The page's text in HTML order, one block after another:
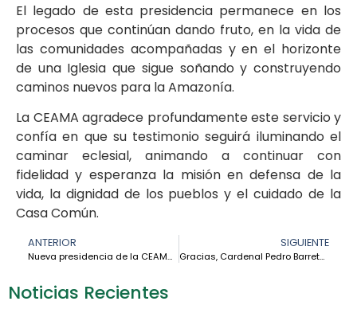
Noticias Recientes
El legado de esta presidencia permanece en los
procesos que continúan dando fruto, en la vida de
las comunidades acompañadas y en el horizonte
de una Iglesia que sigue soñando y construyendo
caminos nuevos para la Amazonía.
La CEAMA agradece profundamente este servicio y
confía en que su testimonio seguirá iluminando el
caminar eclesial, animando a continuar con
fidelidad y esperanza la misión en defensa de la
vida, la dignidad de los pueblos y el cuidado de la
Casa Común.
ANTERIOR
Nueva presidencia de la CEAMA (2026–2030): una Iglesia con rostro amazónico, sinodal y pluricultural
SIGUIENTE
Gracias, Cardenal Pedro Barreto: la Amazonía agradece su entrega y servicio